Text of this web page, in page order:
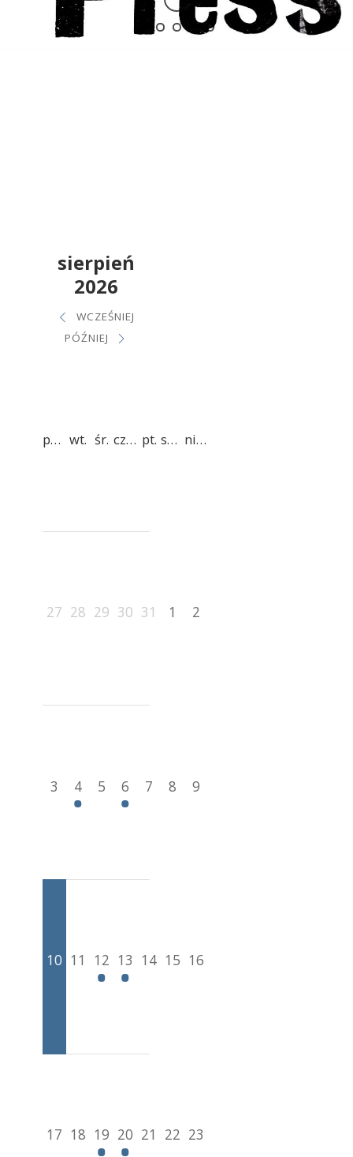
WCZEŚNIEJ
sierpień
2026
PÓŹNIEJ
pon. wt. śr. czw. pt. sob. niedz.
27 28 29 30 31 1 2
3 4 5 6 7 8 9
10 11 12 13 14 15 16
17 18 19 20 21 22 23